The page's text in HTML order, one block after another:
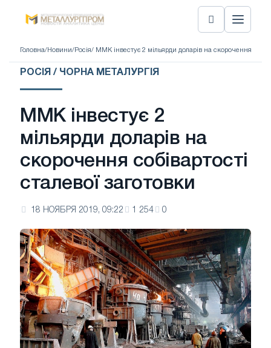
Головна/ Новини/ Росія/ ММК інвестує 2 мільярди доларів на скорочення
РОСІЯ / ЧОРНА МЕТАЛУРГІЯ
ММК інвестує 2
мільярди доларів на
скорочення собівартості
сталевої заготовки
18 НОЯБРЯ 2019, 09:22 1 254 0